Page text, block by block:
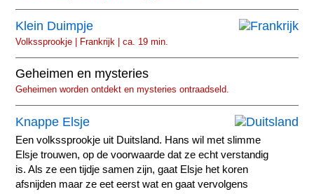
Klein Duimpje
Volkssprookje | Frankrijk | ca. 19 min.
Geheimen en mysteries
Geheimen worden ontdekt en mysteries ontraadseld.
Knappe Elsje
Een volkssprookje uit Duitsland. Hans wil met slimme
Elsje trouwen, op de voorwaarde dat ze echt verstandig
is. Als ze een tijdje samen zijn, gaat Elsje het koren
afsnijden maar ze eet eerst wat en gaat vervolgens